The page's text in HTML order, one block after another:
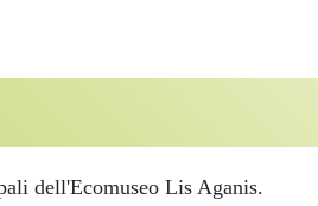
dell'Ecomuseo Lis Aganis.